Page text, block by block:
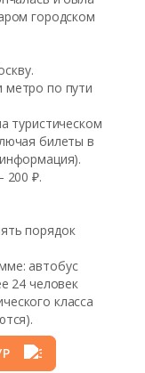
городском
метро по пути
туристическом
билеты в
200 ₽.
порядок
автобус
24 человек
класса